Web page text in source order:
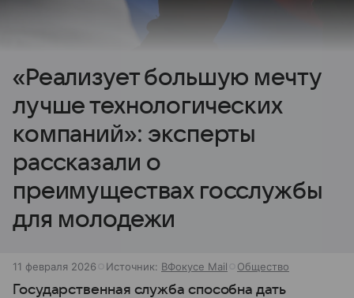
«Реализует большую мечту
лучше технологических
компаний»: эксперты
рассказали о
преимуществах госслужбы
для молодежи
11 февраля 2026 Источник: ВФокусе Mail Общество
Государственная служба способна дать